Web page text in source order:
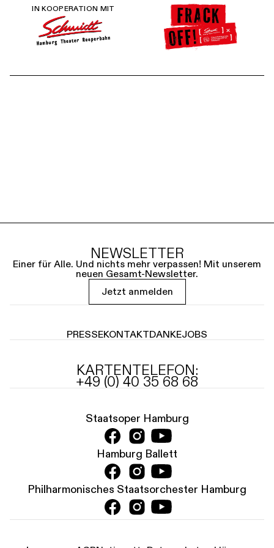
Prokofjews Klassiker trifft St. Pauli – so hat man den
Kiez noch nie gehört. Seine Musik verleiht diesem
historischen Kriminalfall emotionale und überraschende
IN KOOPERATION MIT
NEWSLETTER
Einer für Alle. Und nichts mehr verpassen! Mit unserem
neuen Gesamt-Newsletter.
Jetzt anmelden
PRESSEKONTAKTDANKEJOBS
KARTENTELEFON:
+49 (0) 40 35 68 68
Staatsoper Hamburg
Hamburg Ballett
Philharmonisches Staatsorchester Hamburg